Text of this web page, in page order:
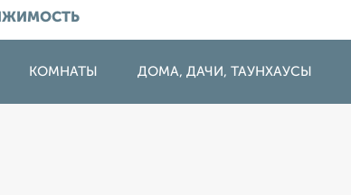
КОМНАТЫ ДОМА, ДАЧИ, ТАУНХАУСЫ